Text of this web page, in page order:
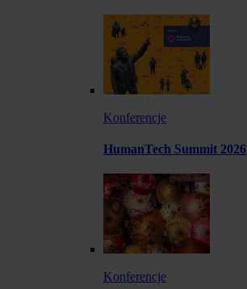
Konferencje
HumanTech Summit 2026
Konferencje